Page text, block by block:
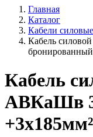
Главная
Каталог
Кабели
Кабель
Кабель
АВКаШв